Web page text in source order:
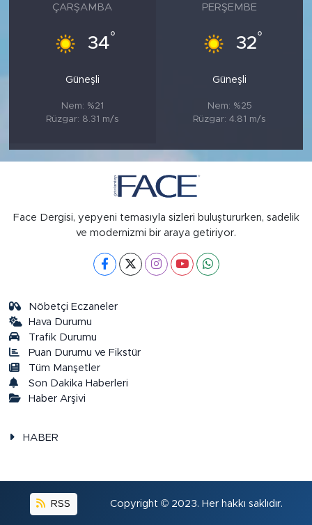
ÇARŞAMBA
34°
Güneşli
Nem: %21
Rüzgar: 8.31 m/s
PERŞEMBE
32°
Güneşli
Nem: %25
Rüzgar: 4.81 m/s
Face Dergisi, yepyeni temasıyla sizleri buluştururken, sadelik
ve modernizmi bir araya getiriyor.
Nöbetçi Eczaneler
Hava Durumu
Trafik Durumu
Puan Durumu ve Fikstür
Tüm Manşetler
Son Dakika Haberleri
Haber Arşivi
HABER
RSS Copyright © 2023. Her hakkı saklıdır.